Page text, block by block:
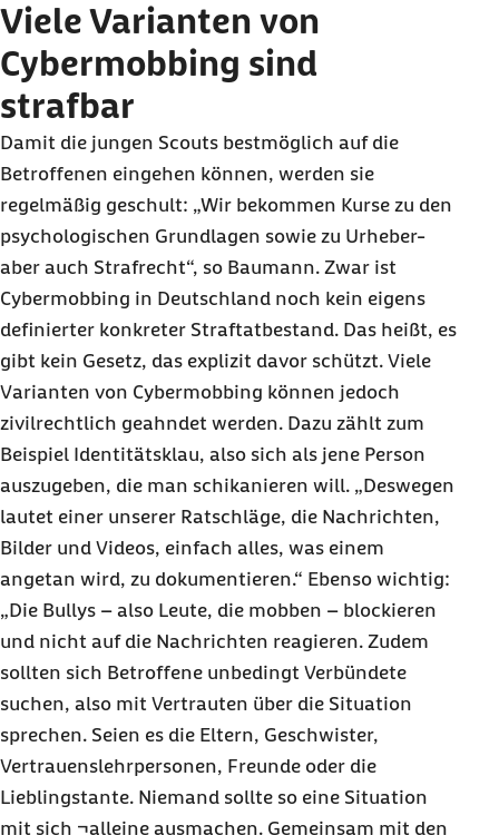
Viele Varianten von
Cybermobbing sind
strafbar
Damit die jungen Scouts bestmöglich auf die
Betroffenen eingehen können, werden sie
regelmäßig geschult: „Wir bekommen Kurse zu den
psychologischen Grundlagen sowie zu Urheber-
aber auch Strafrecht“, so Baumann. Zwar ist
Cybermobbing in Deutschland noch kein eigens
definierter konkreter Straftatbestand. Das heißt, es
gibt kein Gesetz, das explizit davor schützt. Viele
Varianten von Cybermobbing können jedoch
zivilrechtlich geahndet werden. Dazu zählt zum
Beispiel Identitätsklau, also sich als jene Person
auszugeben, die man schikanieren will. „Deswegen
lautet einer unserer Ratschläge, die Nachrichten,
Bilder und Videos, einfach alles, was einem
angetan wird, zu dokumentieren.“ Ebenso wichtig:
„Die Bullys – also Leute, die mobben – blockieren
und nicht auf die Nachrichten reagieren. Zudem
sollten sich Betroffene unbedingt Verbündete
suchen, also mit Vertrauten über die Situation
sprechen. Seien es die Eltern, Geschwister,
Vertrauenslehrpersonen, Freunde oder die
Lieblingstante. Niemand sollte so eine Situation
mit sich ¬alleine ausmachen. Gemeinsam mit den